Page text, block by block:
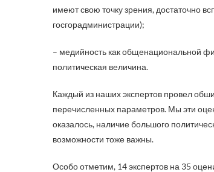
имеют свою точку зрения, достаточно
госгорадминистрации);
– медийность как общенациональной
политическая величина.
Каждый из наших экспертов провел
перечисленных параметров. Мы эти
оказалось, наличие большого
возможности тоже важны.
Особо отметим, 14 экспертов на 35